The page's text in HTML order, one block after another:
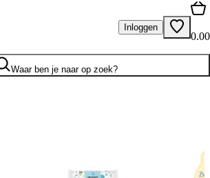
Inloggen
0.00
Waar ben je naar op zoek?